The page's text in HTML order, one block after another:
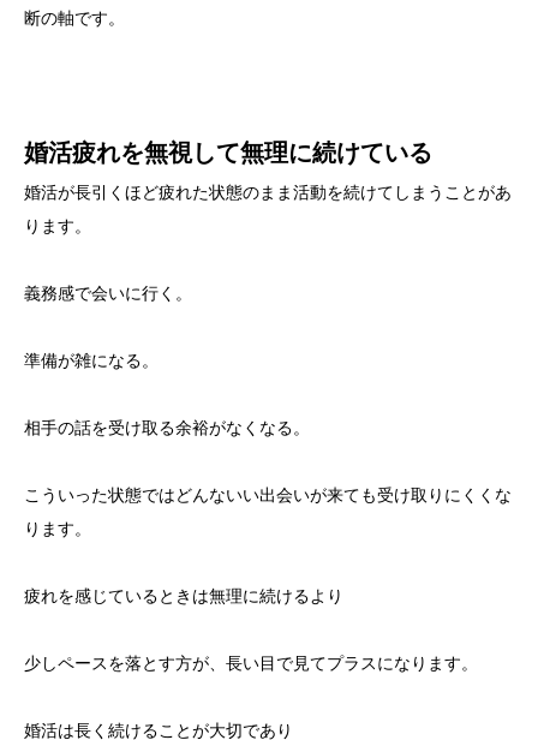
断の軸です。
婚活疲れを無視して無理に続けている
婚活が長引くほど疲れた状態のまま活動を続けてしまうことがあ
ります。
義務感で会いに行く。
準備が雑になる。
相手の話を受け取る余裕がなくなる。
こういった状態ではどんないい出会いが来ても受け取りにくくな
ります。
疲れを感じているときは無理に続けるより
少しペースを落とす方が、長い目で見てプラスになります。
婚活は長く続けることが大切であり